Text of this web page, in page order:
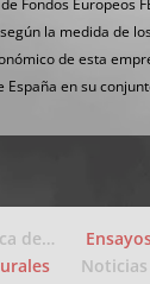
Fondos Europeos
la medida de
de esta
España en su
de…
Noticias